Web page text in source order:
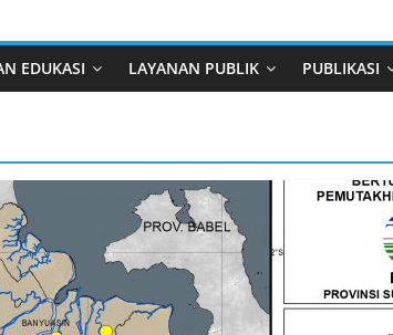
EDUKASI LAYANAN PUBLIK PUBLIKASI